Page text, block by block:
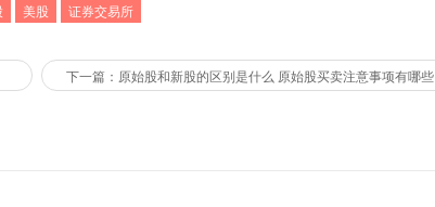
美股 证券交易所
下一篇：原始股和新股的区别是什么 原始股买卖注意事项有哪些